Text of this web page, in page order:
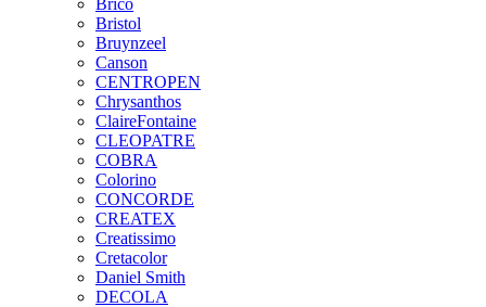
Brico
Bristol
Bruynzeel
Canson
CENTROPEN
Chrysanthos
ClaireFontaine
CLEOPATRE
COBRA
Colorino
CONCORDE
CREATEX
Creatissimo
Cretacolor
Daniel Smith
DECOLA